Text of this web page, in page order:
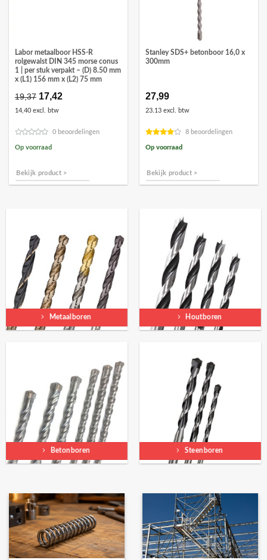
Labor metaalboor HSS-R
rolgewalst DIN 345 morse conus
1 | per stuk verpakt – (D) 8.50 mm
x (L1) 156 mm x (L2) 75 mm
19,37 Oorspronkelijke
prijs
was:
17,42Huidige
14,40 excl. btw
0 beoordelingen
Op voorraad
Bekijk product >
Stanley SDS+ betonboor 16,0 x
300mm
27,99
23.13 excl. btw
8 beoordelingen
Op voorraad
Bekijk product >
Metaalboren Houtboren
Betonboren Steenboren